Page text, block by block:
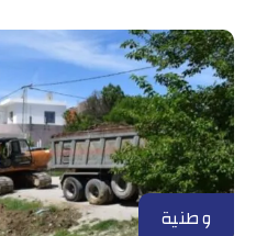
وطنية